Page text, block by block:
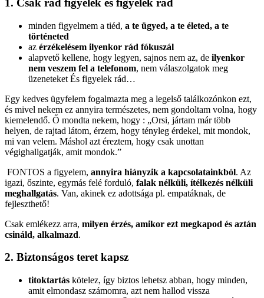
1. Csak rád figyelek és figyelek rád
minden figyelmem a tiéd, a te ügyed, a te életed, a te
történeted
az érzékelésem ilyenkor rád fókuszál
alapvető kellene, hogy legyen, sajnos nem az, de ilyenkor
nem veszem fel a telefonom, nem válaszolgatok meg
üzeneteket És figyelek rád…
Egy kedves ügyfelem fogalmazta meg a legelső találkozónkon ezt,
és mivel nekem ez annyira természetes, nem gondoltam volna, hogy
kiemelendő. Ő mondta nekem, hogy : „Orsi, jártam már több
helyen, de rajtad látom, érzem, hogy tényleg érdekel, mit mondok,
mi van velem. Máshol azt éreztem, hogy csak unottan
végighallgatják, amit mondok.”
FONTOS a figyelem, annyira hiányzik a kapcsolatainkból. Az
igazi, őszinte, egymás felé forduló, falak nélküli, ítélkezés nélküli
meghallgatás. Van, akinek ez adottsága pl. empatáknak, de
fejleszthető!
Csak emlékezz arra, milyen érzés, amikor ezt megkapod és aztán
csináld, alkalmazd.
2. Biztonságos teret kapsz
titoktartás kötelez, így biztos lehetsz abban, hogy minden,
amit elmondasz számomra, azt nem hallod vissza